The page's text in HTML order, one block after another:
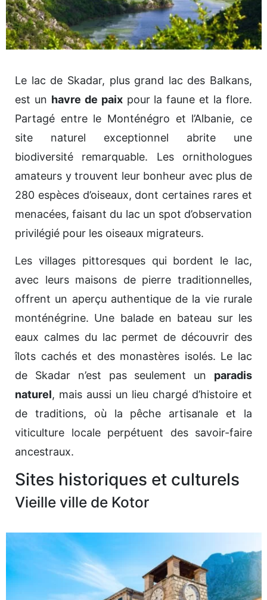
Le lac de Skadar, plus grand lac des Balkans,
est un havre de paixpour la faune et la flore.
Partagé entre le Monténégro et l’Albanie, ce
site naturel exceptionnel abrite une
biodiversité remarquable. Les ornithologues
amateurs y trouvent leur bonheur avec plus de
280 espèces d’oiseaux, dont certaines rares et
menacées, faisant du lac un spot d’observation
privilégié pour les oiseaux migrateurs.
Les villages pittoresques qui bordent le lac,
avec leurs maisons de pierre traditionnelles,
offrent un aperçu authentique de la vie rurale
monténégrine. Une balade en bateau sur les
eaux calmes du lac permet de découvrir des
îlots cachés et des monastères isolés. Le lac
de Skadar n’est pas seulement un paradis
naturel, mais aussi un lieu chargé d’histoire et
de traditions, où la pêche artisanale et la
viticulture locale perpétuent des savoir-faire
ancestraux.
Sites historiques et culturels
Vieille ville de Kotor